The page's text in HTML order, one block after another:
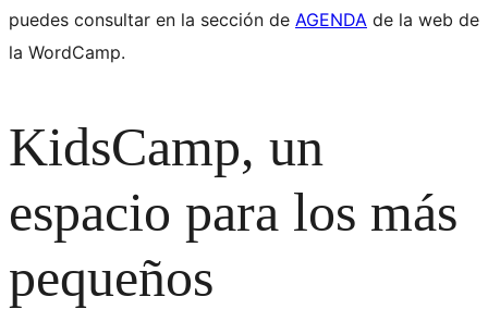
puedes consultar en la sección de AGENDA de la web de
la WordCamp.
KidsCamp, un
espacio para los más
pequeños